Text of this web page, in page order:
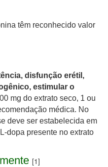
têm reconhecido valor
disfunção erétil,
estimular o
mg do extrato seco, 1 ou
médica. No
deve ser estabelecida em
dopa presente no extrato
[1]